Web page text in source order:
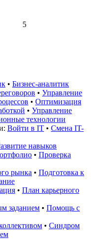
5
• Бизнес-аналитик
• Управление
• Оптимизация
• Управление
технологии
Войти в IT • Смена IT-
навыков
• Проверка
рынка • Подготовка к
• План карьерного
заданием • Помощь с
• Синдром